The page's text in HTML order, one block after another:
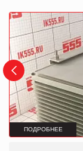
ПОДРОБНЕЕ